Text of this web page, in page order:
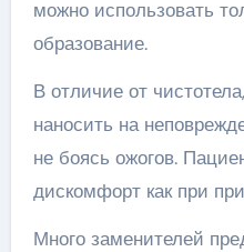
можно использовать
образование.
В отличие от
наносить на
не боясь ожогов.
дискомфорт как при
Много заменителей